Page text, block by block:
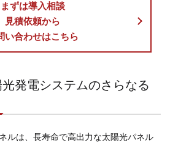
まずは導入相談
見積依頼から
い合わせはこちら
発電システムのさらなる
ルは、長寿命で高出力な太陽光パネル